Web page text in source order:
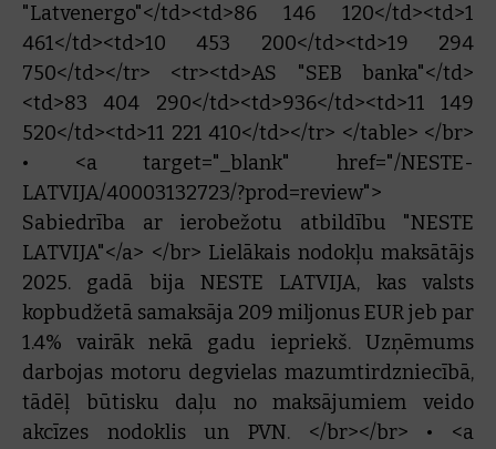
"Latvenergo"</td><td>86 146 120</td><td>1
461</td><td>10 453 200</td><td>19 294
750</td></tr> <tr><td>AS "SEB banka"</td>
<td>83 404 290</td><td>936</td><td>11 149
520</td><td>11 221 410</td></tr> </table> </br>
• <a target="_blank" href="/NESTE-
LATVIJA/40003132723/?prod=review">
Sabiedrība ar ierobežotu atbildību "NESTE
LATVIJA"</a> </br> Lielākais nodokļu maksātājs
2025. gadā bija NESTE LATVIJA, kas valsts
kopbudžetā samaksāja 209 miljonus EUR jeb par
1.4% vairāk nekā gadu iepriekš. Uzņēmums
darbojas motoru degvielas mazumtirdzniecībā,
tādēļ būtisku daļu no maksājumiem veido
akcīzes nodoklis un PVN. </br></br> • <a